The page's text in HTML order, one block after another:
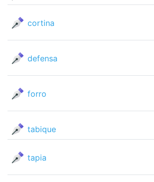
cortina
defensa
forro
tabique
tapia